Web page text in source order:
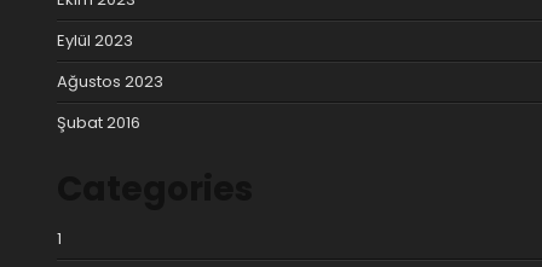
Eylül 2023
Ağustos 2023
Şubat 2016
1